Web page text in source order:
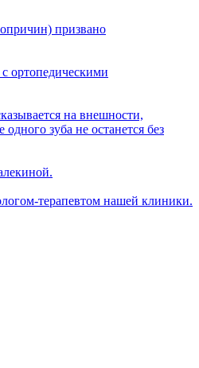
призвано
ортопедическими
на внешности,
зуба не останется без
терапевтом нашей клиники.